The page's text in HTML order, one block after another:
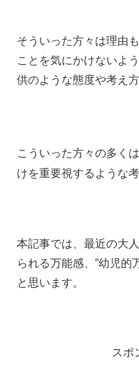
そういった方々は理由
ことを気にかけないよ
供のような態度や考え
こういった方々の多くは
けを重要視するような
本記事では、最近の大
られる万能感、”幼児的
と思います。
スポ